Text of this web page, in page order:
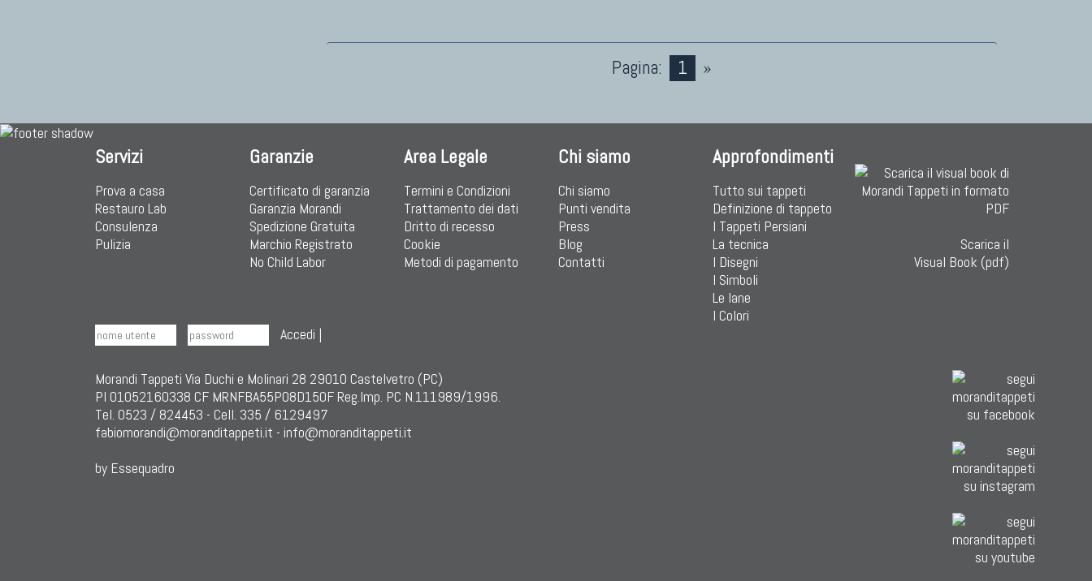
Pagina: 1 »
Servizi
Prova a casa
Restauro Lab
Consulenza
Pulizia
Garanzie
Certificato di garanzia
Garanzia Morandi
Spedizione Gratuita
Marchio Registrato
No Child Labor
Area Legale
Termini e Condizioni
Trattamento dei dati
Dritto di recesso
Cookie
Metodi di pagamento
Chi siamo
Chi siamo
Punti vendita
Press
Blog
Contatti
Approfondimenti
Tutto sui tappeti
Definizione di tappeto
I Tappeti Persiani
La tecnica
I Disegni
I Simboli
Le lane
I Colori
Scarica il
Visual Book (pdf)
Accedi |
Morandi Tappeti Via Duchi e Molinari 28 29010 Castelvetro (PC)
PI 01052160338 CF MRNFBA55P08D150F Reg.Imp. PC N.111989/1996.
Tel. 0523 / 824453 - Cell. 335 / 6129497
fabiomorandi@moranditappeti.it - info@moranditappeti.it
by Essequadro